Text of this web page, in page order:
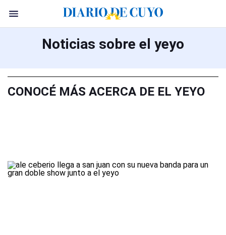
Noticias sobre el yeyo
CONOCÉ MÁS ACERCA DE EL YEYO